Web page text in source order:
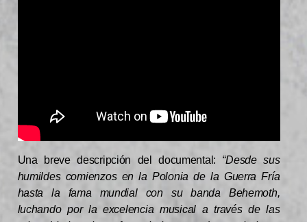
Una breve descripción del documental: “Desde sus
humildes comienzos en la Polonia de la Guerra Fría
hasta la fama mundial con su banda Behemoth,
luchando por la excelencia musical a través de las